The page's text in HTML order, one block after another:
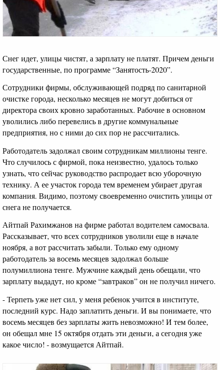
Снег идет, улицы чистят, а зарплату не платят. Причем деньги
государственные, по программе “Занятость-2020”.
Сотрудники фирмы, обслуживающей подряд по санитарной
очистке города, несколько месяцев не могут добиться от
директора своих кровно заработанных. Рабочие в основном
уволились либо перевелись в другие коммунальные
предприятия, но с ними до сих пор не рассчитались.
Работодатель задолжал своим сотрудникам миллионы тенге.
Что случилось с фирмой, пока неизвестно, удалось только
узнать, что сейчас руководство распродает всю уборочную
технику. А ее участок города тем временем убирает другая
компания. Видимо, поэтому своевременно очистить улицы от
снега не получается.
Айтпай Рахимжанов на фирме работал водителем самосвала.
Рассказывает, что всех сотрудников уволили еще в начале
ноября, а вот рассчитать забыли. Только ему одному
работодатель за восемь месяцев задолжал больше
полумиллиона тенге. Мужчине каждый день обещали, что
зарплату выдадут, но кроме “завтраков” он не получил ничего.
- Терпеть уже нет сил, у меня ребенок учится в институте,
последний курс. Надо заплатить деньги. И вы понимаете, что
восемь месяцев без зарплаты жить невозможно! И тем более,
он обещал мне 15 октября отдать эти деньги, а сегодня уже
какое число! - возмущается Айтпай.